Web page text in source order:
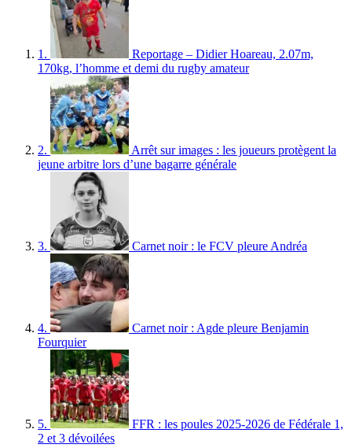
1.
Reportage – Didier Hoareau, 2.07m,
170kg, l’homme et demi du rugby amateur
2.
Arrêt sur images : les joueurs protègent la
jeune arbitre lors d’une bagarre générale
3. Carnet noir : le FCV pleure Andréa
4.
Carnet noir : Agde pleure Benjamin
Fourquier
5.
FFR : les poules 2025-2026 de Fédérale 1,
2 et 3 dévoilées